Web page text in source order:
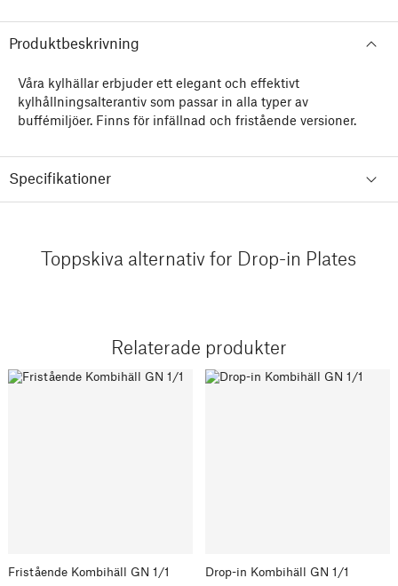
Produktbeskrivning
Våra kylhällar erbjuder ett elegant och effektivt
kylhållningsalterantiv som passar in alla typer av
buffémiljöer. Finns för infällnad och fristående versioner.
Specifikationer
Toppskiva alternativ for Drop-in Plates
Relaterade produkter
Fristående Kombihäll GN 1/1
Drop-in Kombihäll GN 1/1